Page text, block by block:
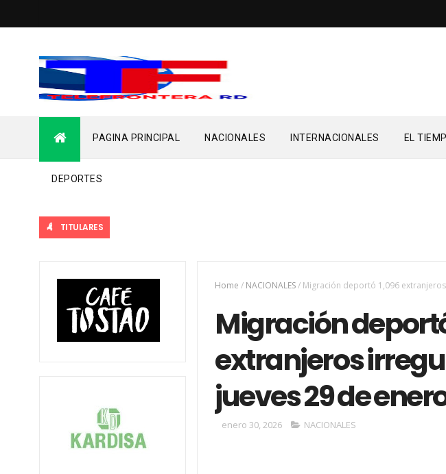
PAGINA PRINCIPAL NACIONALES INTERNACIONALES EL
DEPORTES
TITULARES
Home / NACIONALES/ Migración deportó 1,096
Migración
extranjeros
jueves 29 de
enero 30, 2026 NACIONALES